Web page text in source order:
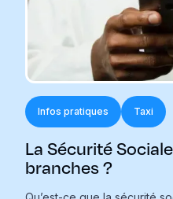
Infos pratiques Taxi
La Sécurité
branches ?